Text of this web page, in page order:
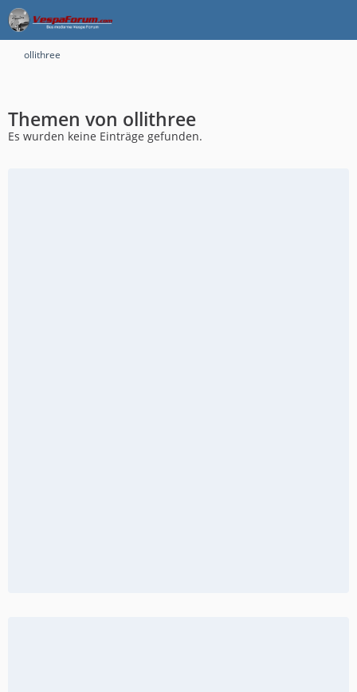
ollithree
Themen von ollithree
Es wurden keine Einträge gefunden.